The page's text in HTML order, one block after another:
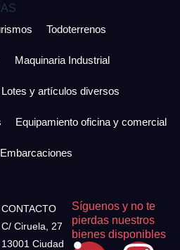
CONTACTO
C/ Ciruela, 27
13001 Ciudad
Síguenos y no te
pierdas nuestros
bienes disponibles
Todoterrenos
Maquinaria Industrial
Lotes y artículos diversos
Equipamiento oficina y comercial
Embarcaciones